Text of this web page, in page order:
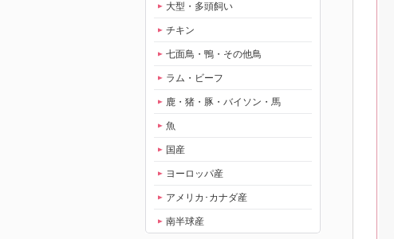
大型・多頭飼い
チキン
七面鳥・鴨・その他鳥
ラム・ビーフ
鹿・猪・豚・バイソン・馬
魚
国産
ヨーロッパ産
アメリカ･カナダ産
南半球産